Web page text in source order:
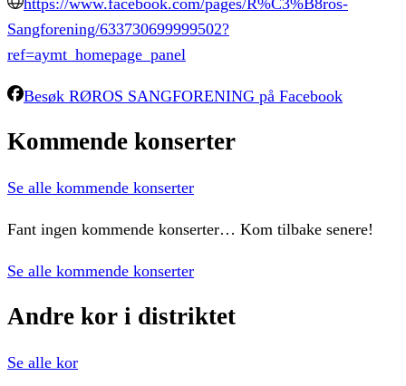
Sangforening/633730699999502?
ref=aymt_homepage_panel
Besøk RØROS SANGFORENING på Facebook
Kommende konserter
Se alle kommende konserter
Fant ingen kommende konserter… Kom tilbake senere!
Se alle kommende konserter
Andre kor i distriktet
Se alle kor